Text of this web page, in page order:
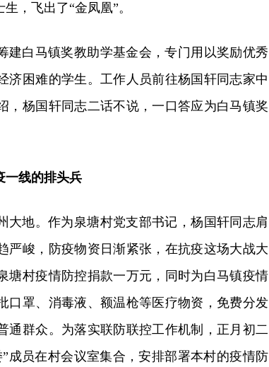
，飞出了“金凤凰”。
建白马镇奖教助学基金会，专门用以奖励优秀
济困难的学生。工作人员前往杨国轩同志家中
，杨国轩同志二话不说，一口答应为白马镇奖
一线的排头兵
大地。作为泉塘村党支部书记，杨国轩同志肩
严峻，防疫物资日渐紧张，在抗疫这场大战大
塘村疫情防控捐款一万元，同时为白马镇疫情
口罩、消毒液、额温枪等医疗物资，免费分发
通群众。为落实联防联控工作机制，正月初二
成员在村会议室集合，安排部署本村的疫情防